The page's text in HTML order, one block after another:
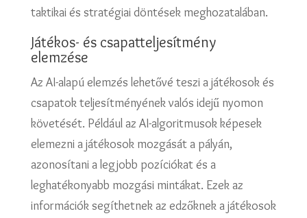
taktikai és stratégiai döntések meghozatalában.
Játékos- és csapatteljesítmény
elemzése
Az AI-alapú elemzés lehetővé teszi a játékosok és
csapatok teljesítményének valós idejű nyomon
követését. Például az AI-algoritmusok képesek
elemezni a játékosok mozgását a pályán,
azonosítani a legjobb pozíciókat és a
leghatékonyabb mozgási mintákat. Ezek az
információk segíthetnek az edzőknek a játékosok